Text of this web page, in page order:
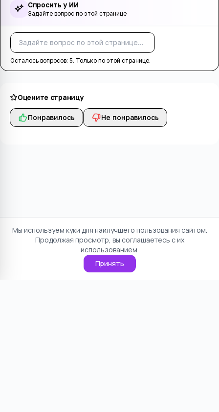
Спросить у ИИ
Задайте вопрос по этой странице
Осталось вопросов: 5. Только по этой странице.
Оцените страницу
Понравилось Не понравилось
Мы используем куки для наилучшего пользования сайтом.
Продолжая просмотр, вы соглашаетесь с их
использованием.
Принять